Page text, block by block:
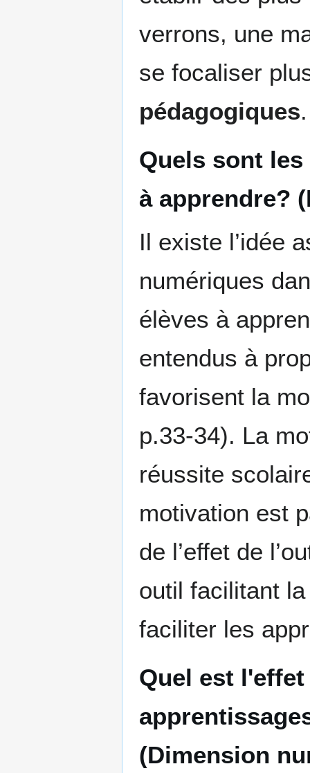
verrons, une
se focaliser
pédagogiques.
Quels sont
à apprendre?
Il existe l’idée
numériques
élèves à
entendus à
favorisent la
p.33-34). La
réussite
motivation est
de l’effet de
outil facilitant
faciliter les
Quel est
(Dimension